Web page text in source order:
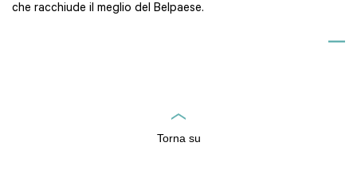
che racchiude il meglio del Belpaese.
Torna su